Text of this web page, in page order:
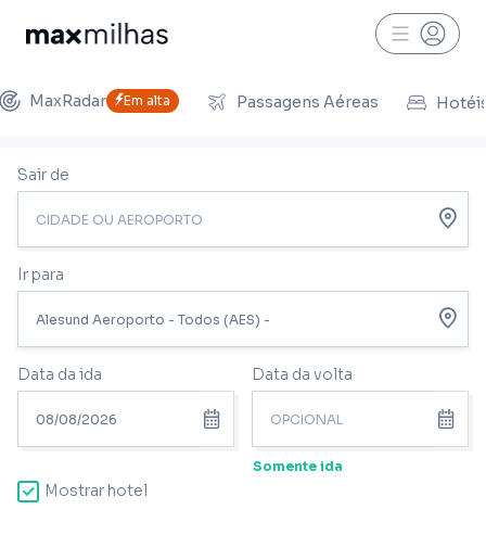
MaxRadar Em alta Passagens Aéreas
Sair de
Ir para
Data da ida Data da volta
Somente ida
Mostrar hotel